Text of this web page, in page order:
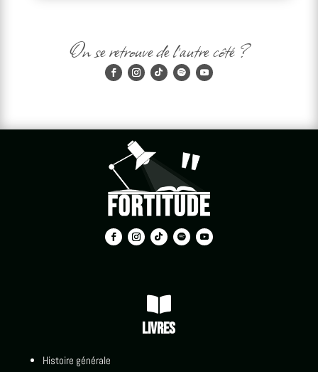
On se retrouve de l'autre côté ?

Livres
Histoire générale